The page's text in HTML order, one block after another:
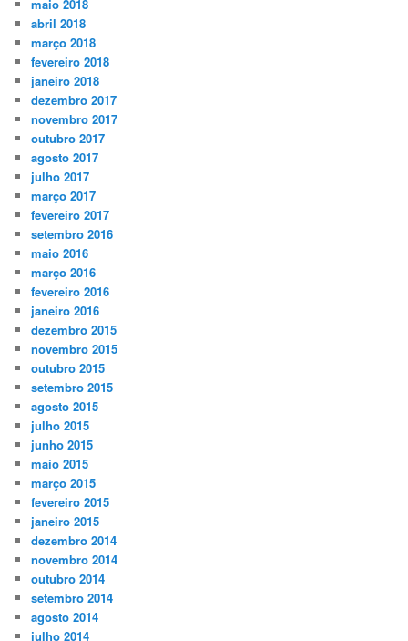
maio 2018
abril 2018
março 2018
fevereiro 2018
janeiro 2018
dezembro 2017
novembro 2017
outubro 2017
agosto 2017
julho 2017
março 2017
fevereiro 2017
setembro 2016
maio 2016
março 2016
fevereiro 2016
janeiro 2016
dezembro 2015
novembro 2015
outubro 2015
setembro 2015
agosto 2015
julho 2015
junho 2015
maio 2015
março 2015
fevereiro 2015
janeiro 2015
dezembro 2014
novembro 2014
outubro 2014
setembro 2014
agosto 2014
julho 2014